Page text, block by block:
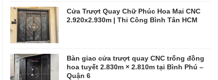
Cửa Trượt Quay Chữ Phúc Hoa Mai CNC
2.920x2.930m | Thi Công Bình Tân HCM
Bàn giao cửa trượt quay CNC trống đồng
hoa tuyết 2.830m × 2.810m tại Bình Phú –
Quận 6